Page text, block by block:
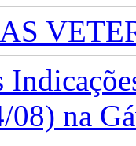
08) na